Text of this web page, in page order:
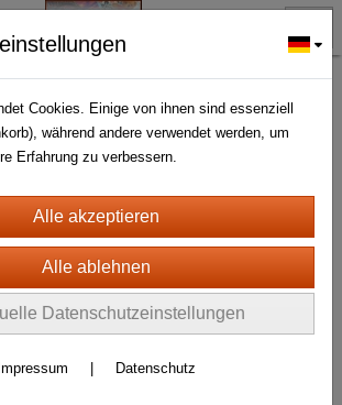
MAGNETE
CA. 20 X 30 CM
Erotic- und Pin Up(141)
Cookies. Einige von ihnen sind essenziell
während andere verwendet werden, um
Erfahrung zu verbessern.
Datenschutzeinstellungen
Impressum Datenschutz